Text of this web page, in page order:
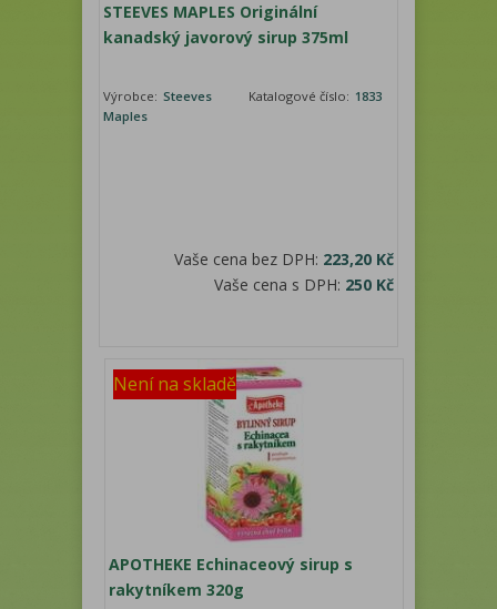
STEEVES MAPLES Originální
kanadský javorový sirup 375ml
Výrobce: Steeves
Maples
Katalogové číslo: 1833
Vaše cena bez DPH: 223,20 Kč
Vaše cena s DPH: 250 Kč
Není na skladě
APOTHEKE Echinaceový sirup s
rakytníkem 320g